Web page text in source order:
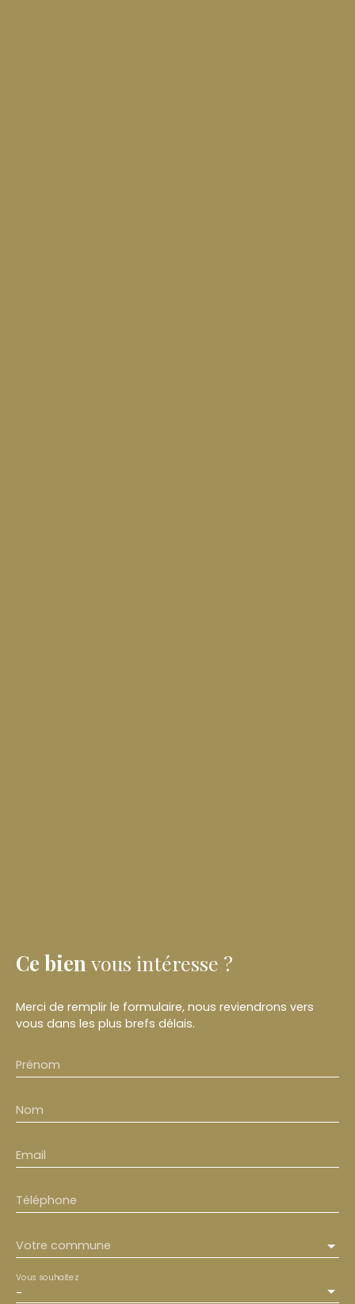
Ce bien vous intéresse ?
Merci de remplir le formulaire, nous reviendrons vers
vous dans les plus brefs délais.
Prénom
Nom
Email
Téléphone
Votre commune
-
Vous souhaitez